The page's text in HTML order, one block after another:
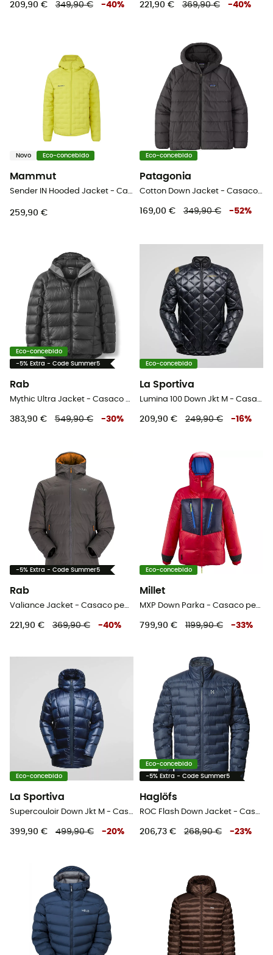
209,90 € 349,90 € -40% 221,90 € 369,90 € -40%
Novo Eco-concebido
Mammut
Sender IN Hooded Jacket - Casaco penas homem
259,90 €
Eco-concebido
Patagonia
Cotton Down Jacket - Casaco penas
169,00 € 349,90 € -52%
Eco-concebido
-5% Extra - Code Summer5
Rab
Mythic Ultra Jacket - Casaco penas homem
383,90 € 549,90 € -30%
Eco-concebido
La Sportiva
Lumina 100 Down Jkt M - Casaco penas homem
209,90 € 249,90 € -16%
-5% Extra - Code Summer5
Rab
Valiance Jacket - Casaco penas homem
221,90 € 369,90 € -40%
Eco-concebido
Millet
MXP Down Parka - Casaco penas homem
799,90 € 1199,90 € -33%
Eco-concebido
La Sportiva
Supercouloir Down Jkt M - Casaco penas homem
399,90 € 499,90 € -20%
Eco-concebido
-5% Extra - Code Summer5
Haglöfs
ROC Flash Down Jacket - Casaco penas homem
206,73 € 268,90 € -23%